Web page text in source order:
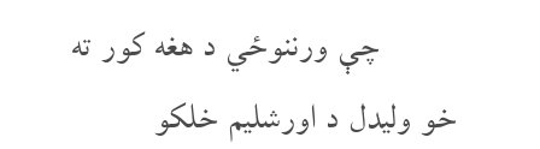
چې ورننوځي د هغه کور ته
خو ولیدل د اورشلیم خلکو